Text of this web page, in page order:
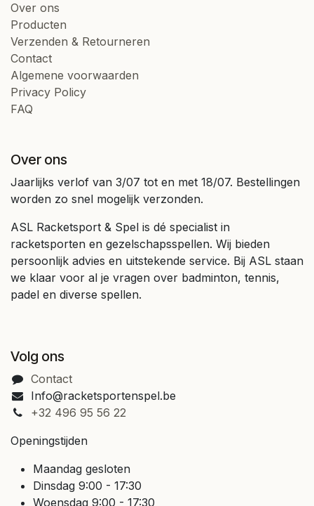
Over ons
Producten
Verzenden & Retourneren
Contact
Algemene voorwaarden
Privacy Policy
FAQ
Over ons
Jaarlijks verlof van 3/07 tot en met 18/07. Bestellingen
worden zo snel mogelijk verzonden.
ASL Racketsport & Spel is dé specialist in
racketsporten en gezelschapsspellen. Wij bieden
persoonlijk advies en uitstekende service. Bij ASL staan
we klaar voor al je vragen over badminton, tennis,
padel en diverse spellen.
Volg ons
Contact
Info@racketsportenspel.be
+32 496 95 56 22
Openingstijden
Maandag gesloten
Dinsdag 9:00 - 17:30
Woensdag 9:00 - 17:30